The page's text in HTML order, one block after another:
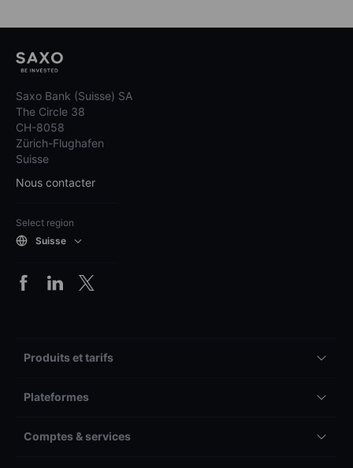
Saxo Bank (Suisse) SA
The Circle 38
CH-8058
Zürich-Flughafen
Suisse
Nous contacter
Select region
Suisse
Produits et tarifs
Plateformes
Comptes & services